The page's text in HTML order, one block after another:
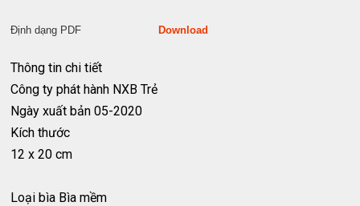
Định dạng PDF Download
Thông tin chi tiết
Công ty phát hành NXB Trẻ
Ngày xuất bản 05-2020
Kích thước
12 x 20 cm
Loại bìa Bìa mềm